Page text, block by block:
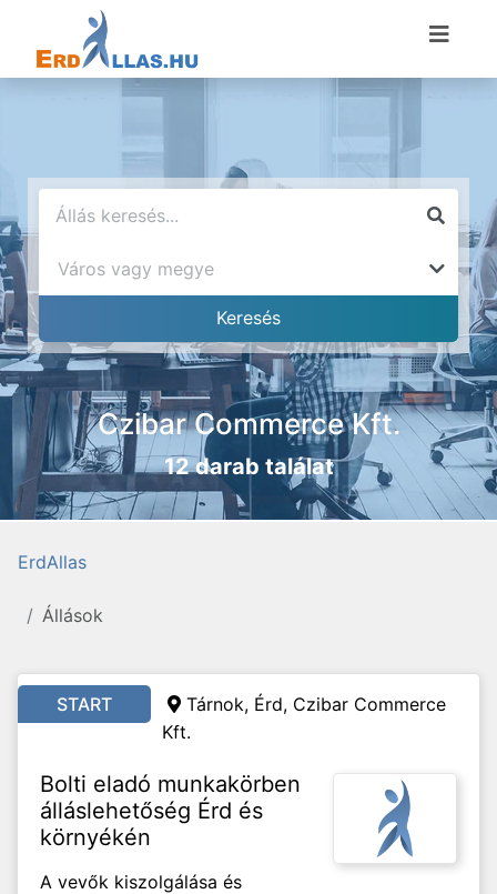
Czibar Commerce Kft.
12 darab találat
ErdAllas
Állások
START Tárnok, Érd, Czibar Commerce
Kft.
Bolti eladó munkakörben
álláslehetőség Érd és
környékén
A vevők kiszolgálása és